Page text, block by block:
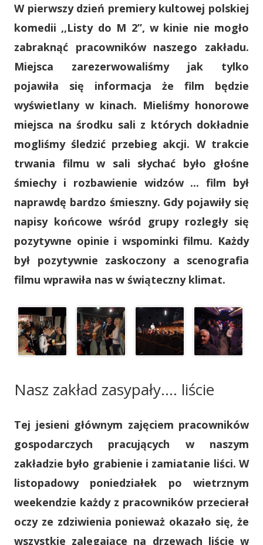
W pierwszy dzień premiery kultowej polskiej
komedii ,,Listy do M 2”, w kinie nie mogło
zabraknąć pracowników naszego zakładu.
Miejsca zarezerwowaliśmy jak tylko
pojawiła się informacja że film będzie
wyświetlany w kinach. Mieliśmy honorowe
miejsca na środku sali z których dokładnie
mogliśmy śledzić przebieg akcji. W trakcie
trwania filmu w sali słychać było głośne
śmiechy i rozbawienie widzów ... film był
naprawdę bardzo śmieszny. Gdy pojawiły się
napisy końcowe wśród grupy rozległy się
pozytywne opinie i wspominki filmu. Każdy
był pozytywnie zaskoczony a scenografia
filmu wprawiła nas w świąteczny klimat.
Nasz zakład zasypały.... liście
Tej jesieni głównym zajęciem pracowników
gospodarczych pracujących w naszym
zakładzie było grabienie i zamiatanie liści. W
listopadowy poniedziałek po wietrznym
weekendzie każdy z pracowników przecierał
oczy ze zdziwienia ponieważ okazało się, że
wszystkie zalegające na drzewach liście w